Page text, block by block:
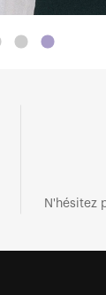
N'hésitez